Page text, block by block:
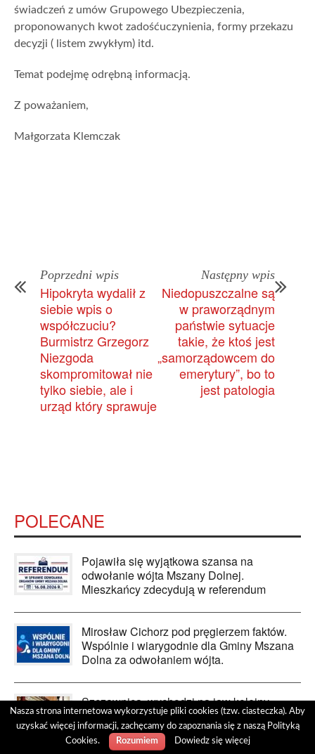
świadczeń z umów Grupowego Ubezpieczenia,
proponowanych kwot zadośćuczynienia, formy przekazu
decyzji ( listem zwykłym) itd.
Temat podejmę odrębną informacją.
Z poważaniem,
Małgorzata Klemczak
Poprzedni wpis
Hipokryta wydalił z
siebie wpis o
współczuciu?
Burmistrz Grzegorz
Niezgoda
skompromitował nie
tylko siebie, ale i
urząd który sprawuje
Następny wpis
Niedopuszczalne są
w praworządnym
państwie sytuacje
takie, że ktoś jest
„samorządowcem do
emerytury”, bo to
jest patologia
POLECANE
Pojawiła się wyjątkowa szansa na
odwołanie wójta Mszany Dolnej.
Mieszkańcy zdecydują w referendum
Mirosław Cichorz pod pręgierzem faktów.
Wspólnie i wiarygodnie dla Gminy Mszana
Dolna za odwołaniem wójta.
Szczawnica, wychodzi na jaw kolejny
incydent z udziałem Marka F. tym razem
ofiarą jest "Eglander Caffe". Granica między
skargą a presją, szantażem i
Nasza strona internetowa wykorzystuje pliki cookies (tzw. ciasteczka). Aby
uzyskać więcej informacji, zachęcamy do zapoznania się z naszą Polityką
Cookies.
Rozumiem Dowiedz się więcej